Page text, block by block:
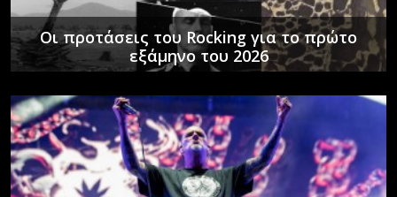
Οι προτάσεις του Rocking για το πρώτο
εξάμηνο του 2026